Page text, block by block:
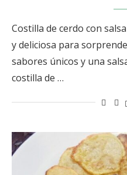
Costilla de cerdo con
y deliciosa para
sabores únicos y una
costilla de …